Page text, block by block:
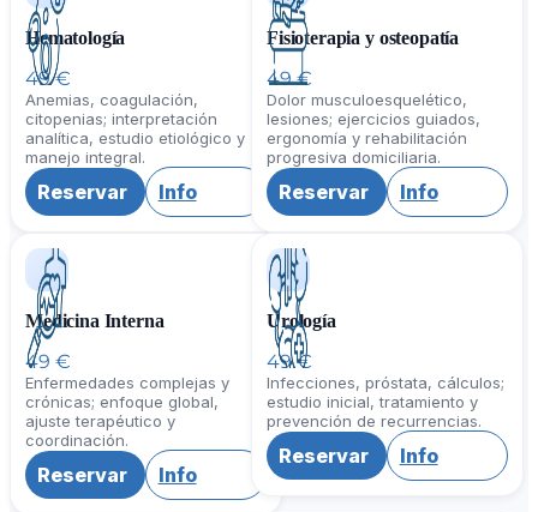
Hematología
49 €
Anemias, coagulación,
citopenias; interpretación
analítica, estudio etiológico y
manejo integral.
Reservar Info
Fisioterapia y osteopatía
49 €
Dolor musculoesquelético,
lesiones; ejercicios guiados,
ergonomía y rehabilitación
progresiva domiciliaria.
Reservar Info
Medicina Interna
49 €
Enfermedades complejas y
crónicas; enfoque global,
ajuste terapéutico y
coordinación.
Reservar Info
Urología
49 €
Infecciones, próstata, cálculos;
estudio inicial, tratamiento y
prevención de recurrencias.
Reservar Info